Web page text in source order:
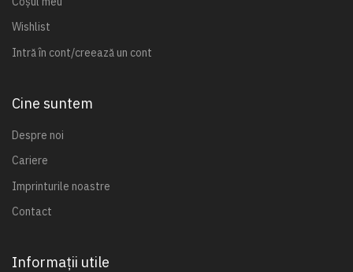
Wishlist
Intră în cont/creează un cont
Cine suntem
Despre noi
Cariere
Imprinturile noastre
Contact
Informații utile